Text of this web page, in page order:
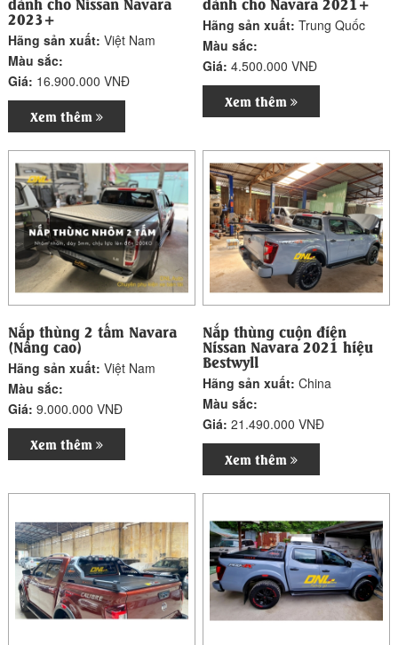
2023+
Hãng sản xuất:Việt Nam
Màu sắc:
Giá: 16.900.000 VNĐ
Xem thêm
Hãng sản xuất:Trung Quốc
Màu sắc:
Giá:4.500.000 VNĐ
Xem thêm
Nắp thùng 2 tấm Navara
(Nâng cao)
Hãng sản xuất:Việt Nam
Màu sắc:
Giá:9.000.000 VNĐ
Xem thêm
Nắp thùng cuộn điện
Nissan Navara 2021 hiệu
Bestwyll
Hãng sản xuất:China
Màu sắc:
Giá:21.490.000 VNĐ
Xem thêm